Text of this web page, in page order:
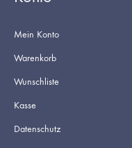
Mein Konto
Warenkorb
Wunschliste
Kasse
Datenschutz